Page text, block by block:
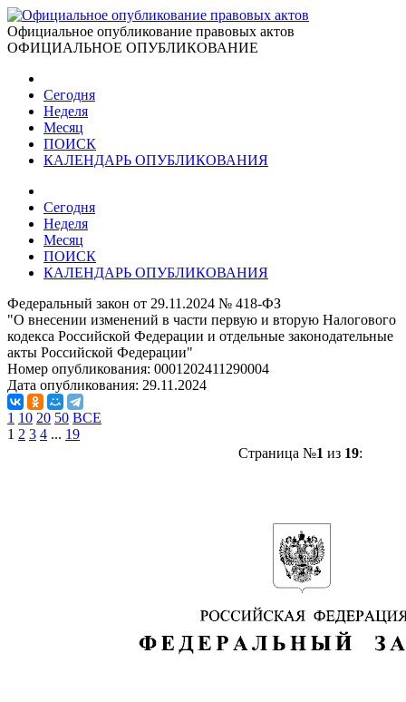
Официальное опубликование правовых актов
ОФИЦИАЛЬНОЕ ОПУБЛИКОВАНИЕ
Сегодня
Неделя
Месяц
ПОИСК
КАЛЕНДАРЬ ОПУБЛИКОВАНИЯ
Сегодня
Неделя
Месяц
ПОИСК
КАЛЕНДАРЬ ОПУБЛИКОВАНИЯ
Федеральный закон от 29.11.2024 № 418-ФЗ
"О внесении изменений в части первую и вторую Налогового
кодекса Российской Федерации и отдельные законодательные
акты Российской Федерации"
Номер опубликования: 0001202411290004
Дата опубликования: 29.11.2024
1 10 20 50 ВСЕ
1 2 3 4 ... 19
Страница №1 из 19: